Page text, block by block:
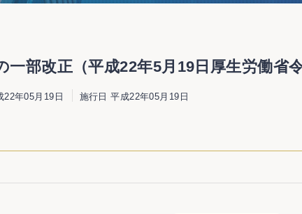
一部改正（平成22年5月19日厚生労働省
22年05月19日 施行日 平成22年05月19日